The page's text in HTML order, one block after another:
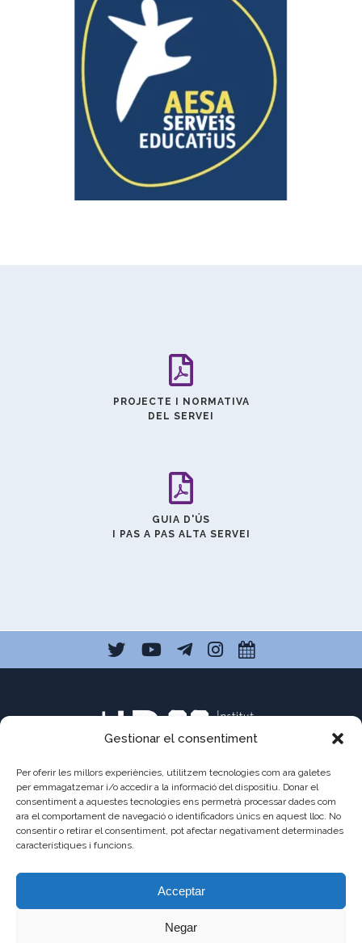
Gestionar el consentiment
Per oferir les millors experiències, utilitzem tecnologies com ara galetes
per emmagatzemar i/o accedir a la informació del dispositiu. Donar el
consentiment a aquestes tecnologies ens permetrà processar dades com
ara el comportament de navegació o identificadors únics en aquest lloc. No
consentir o retirar el consentiment, pot afectar negativament determinades
característiques i funcions.
Acceptar
Negar
PROJECTE I NORMATIVA
DEL SERVEI
GUIA D'ÚS
I PAS A PAS ALTA SERVEI
C/ Pau Claris 121
08009 Barcelona
93 487 03 01